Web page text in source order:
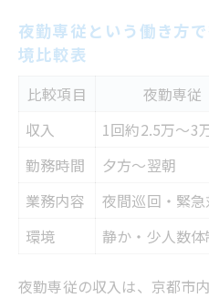
夜勤専従という働
携の流れ
夜勤専従という働
ツール一覧表
夜勤専門職員が直面す
夜勤専従という
夜勤専従という
ある・工夫例
夜勤専従という働き方
境比較表
比較項目 夜勤専従
収入
1回約2.5万～3
勤務時間
夕方～翌朝
業務内容
夜間巡回・緊
環境
静か・少人数体
夜勤専従の収入は、京都市